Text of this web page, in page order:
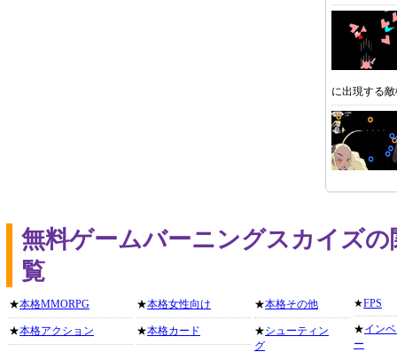
に出現する
無料ゲームバーニングスカイズ
覧
★本格MMORPG
★本格アクション
★本格女性向け
★本格カード
★本格その他
★シューティン
グ
★FPS
★イン
ー